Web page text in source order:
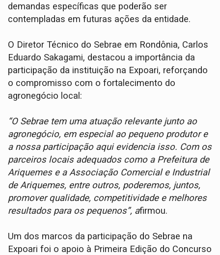
demandas específicas que poderão ser
contempladas em futuras ações da entidade.
O Diretor Técnico do Sebrae em Rondônia, Carlos
Eduardo Sakagami, destacou a importância da
participação da instituição na Expoari, reforçando
o compromisso com o fortalecimento do
agronegócio local:
“O Sebrae tem uma atuação relevante junto ao
agronegócio, em especial ao pequeno produtor e
a nossa participação aqui evidencia isso. Com os
parceiros locais adequados como a Prefeitura de
Ariquemes e a Associação Comercial e Industrial
de Ariquemes, entre outros, poderemos, juntos,
promover qualidade, competitividade e melhores
resultados para os pequenos”, afirmou.
Um dos marcos da participação do Sebrae na
Expoari foi o apoio à Primeira Edição do Concurso